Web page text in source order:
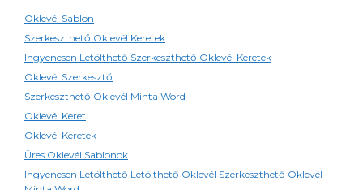
Oklevél Sablon
Szerkeszthető Oklevél Keretek
Ingyenesen Letölthető Szerkeszthető Oklevél Keretek
Oklevél Szerkesztő
Szerkeszthető Oklevél Minta Word
Oklevél Keret
Oklevél Keretek
Üres Oklevél Sablonok
Ingyenesen Letölthető Letölthető Oklevél Szerkeszthető Oklevél